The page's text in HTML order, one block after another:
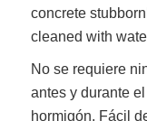
concrete
cleaned with
No se requiere
antes y durante
hormigón. Fácil